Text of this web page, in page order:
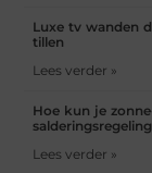
Luxe tv wanden
tillen
Lees verder »
Hoe kun je
Lees verder »